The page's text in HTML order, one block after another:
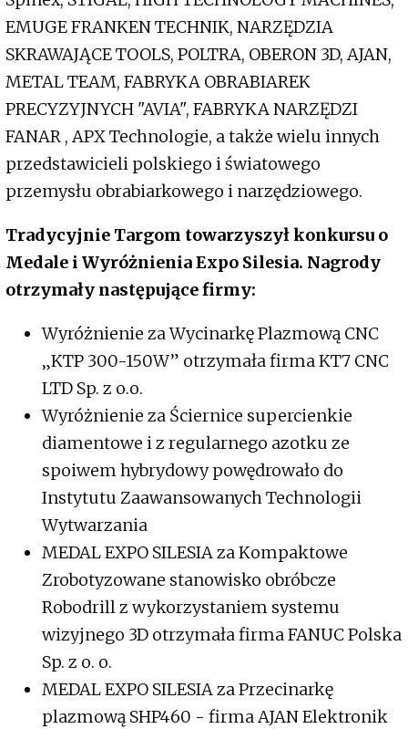
EMUGE FRANKEN TECHNIK, NARZĘDZIA
SKRAWAJĄCE TOOLS, POLTRA, OBERON 3D, AJAN,
METAL TEAM, FABRYKA OBRABIAREK
PRECYZYJNYCH "AVIA", FABRYKA NARZĘDZI
FANAR , APX Technologie, a także wielu innych
przedstawicieli polskiego i światowego
przemysłu obrabiarkowego i narzędziowego.
Tradycyjnie Targom towarzyszył konkursu o
Medale i Wyróżnienia Expo Silesia. Nagrody
otrzymały następujące firmy:
Wyróżnienie za Wycinarkę Plazmową CNC
„KTP 300-150W” otrzymała firma KT7 CNC
LTD Sp. z o.o.
Wyróżnienie za Ściernice supercienkie
diamentowe i z regularnego azotku ze
spoiwem hybrydowy powędrowało do
Instytutu Zaawansowanych Technologii
Wytwarzania
MEDAL EXPO SILESIA za Kompaktowe
Zrobotyzowane stanowisko obróbcze
Robodrill z wykorzystaniem systemu
wizyjnego 3D otrzymała firma FANUC Polska
Sp. z o. o.
MEDAL EXPO SILESIA za Przecinarkę
plazmową SHP460 - firma AJAN Elektronik